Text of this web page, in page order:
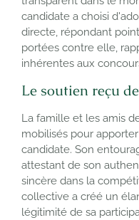
candidate a choisi
directe, répondant
portées contre elle,
inhérentes aux
Le soutien reçu
La famille et les amis
mobilisés pour
candidate. Son
attestant de son
sincère dans la
collective a créé un
légitimité de sa